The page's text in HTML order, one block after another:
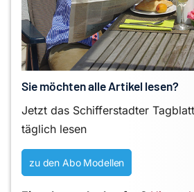
Sie möchten alle Artikel lesen?
Jetzt das Schifferstadter
täglich lesen
zu den Abo Modellen